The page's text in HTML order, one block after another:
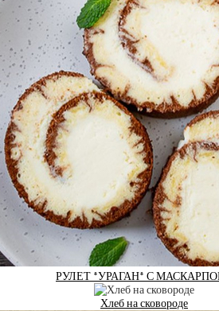
РУЛЕТ *УРАГАН* С
Хлеб на сковороде